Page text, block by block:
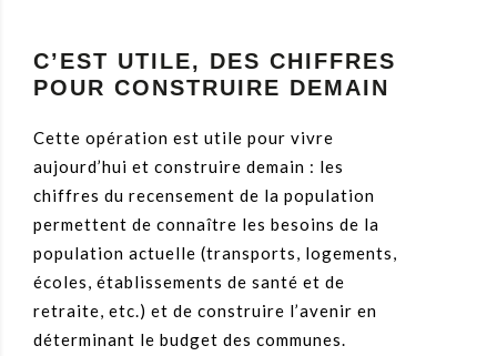
C’EST UTILE, DES CHIFFRES
POUR CONSTRUIRE DEMAIN
Cette opération est utile pour vivre
aujourd’hui et construire demain : les
chiffres du recensement de la population
permettent de connaître les besoins de la
population actuelle (transports, logements,
écoles, établissements de santé et de
retraite, etc.) et de construire l’avenir en
déterminant le budget des communes.